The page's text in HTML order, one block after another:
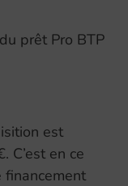
prêt Pro BTP
est
C’est en ce
financement